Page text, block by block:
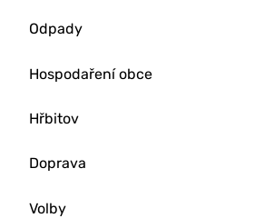
Odpady
Hospodaření obce
Hřbitov
Doprava
Volby